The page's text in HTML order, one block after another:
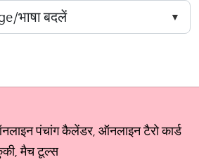
पंचांग कैलेंडर, ऑनलाइन टैरो कार्ड
मैच टूल्स